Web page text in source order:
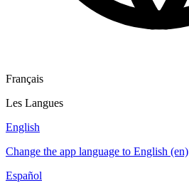
Français
Les Langues
English
Change the app language to English (en)
Español